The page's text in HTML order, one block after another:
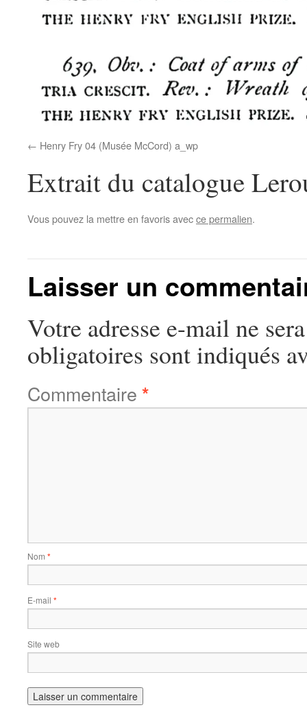
Henry Fry 04 (Musée McCord) a_wp
Extrait du catalogue
Vous pouvez la mettre en favoris avecce permalien.
Laisser un
Votre adresse e-mail ne
obligatoires sont indiqués
Commentaire *
Nom *
E-mail *
Site web